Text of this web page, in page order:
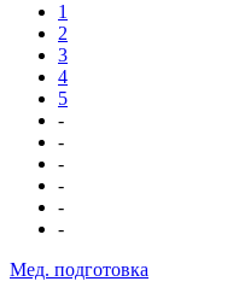
1
2
3
4
5
-
-
-
-
-
-
Мед. подготовка